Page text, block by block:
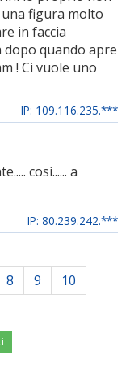
figura molto
in faccia
dopo quando apre
! Ci vuole uno
IP: 109.116.235.***
così...... a
IP: 80.239.242.***
8 9 10